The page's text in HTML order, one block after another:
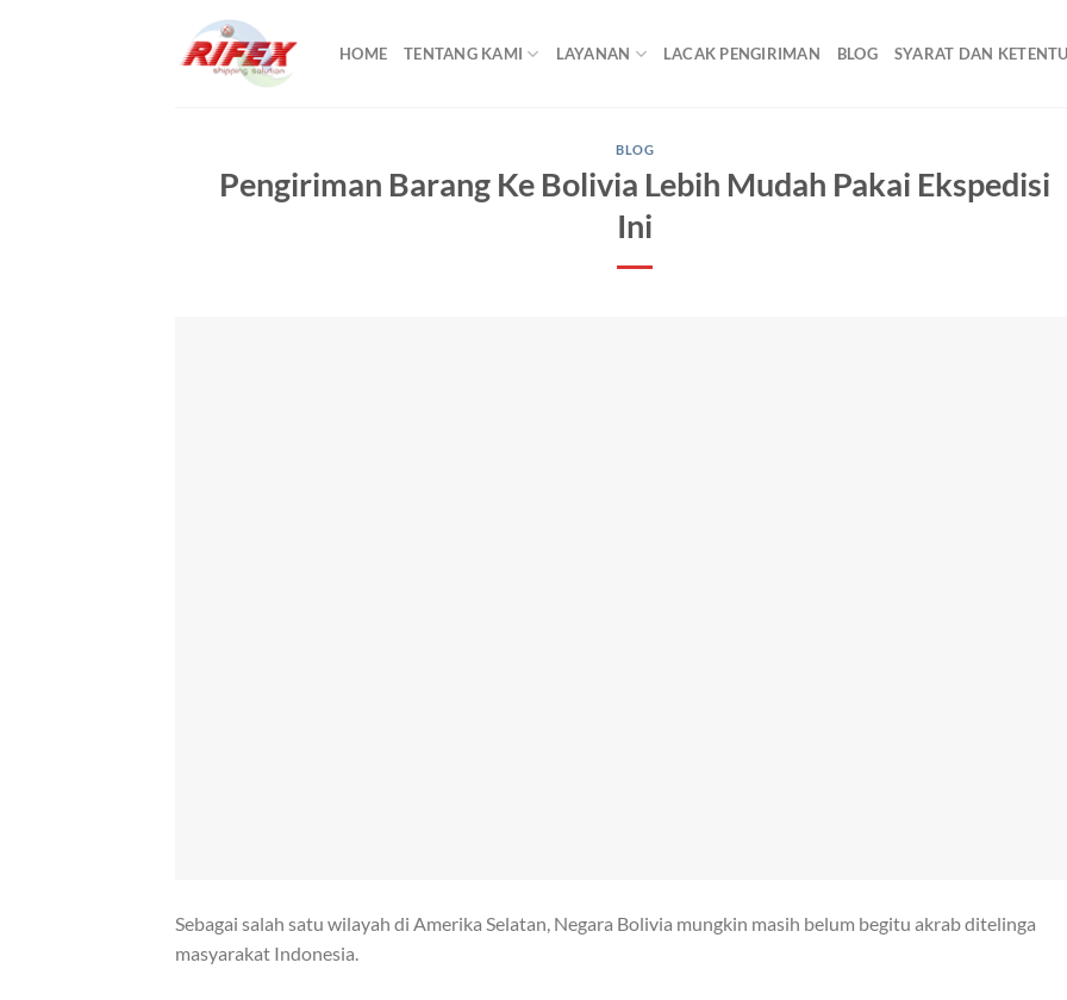
HOME TENTANG KAMI LAYANAN LACAK PENGIRIMAN BLOG SYARAT DAN
BLOG
Pengiriman Barang Ke Bolivia Lebih Mudah Pakai Ekspedisi
Ini
Sebagai salah satu wilayah di Amerika Selatan, Negara Bolivia mungkin masih belum begitu akrab ditelinga
masyarakat Indonesia.